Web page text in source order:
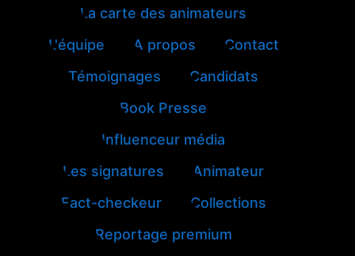
La carte des animateurs
L'équipe
A propos
Contact
Témoignages
Candidats
Book Presse
Influenceur média
Les signatures
Animateur
Fact-checkeur
Collections
Reportage premium